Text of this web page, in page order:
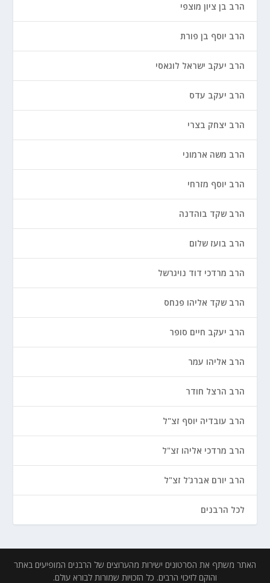
הרב בן ציון מוצפי
הרב יוסף בן פורת
הרב יעקב ישראל לוגאסי
הרב יעקב עדס
הרב יצחק בצרי
הרב משה ארמוני
הרב יוסף מזרחי
הרב שקד בוהדנה
הרב בועז שלום
הרב מרדכי דוד נויגרשל
הרב שקד אליהו פנחס
הרב יעקב חיים סופר
הרב אליהו עמר
הרב הרצל חודר
הרב עובדיה יוסף זצ"ל
הרב מרדכי אליהו זצ"ל
הרב יורם אברג'ל זצ"ל
לכל הרבנים
האתר משתף את הסרטונים ישירות מהערוצים של הרבנים המופיעים באתר
והוקם לזיכוי הרבים. כל הזכויות שמורות לבורא עולם.